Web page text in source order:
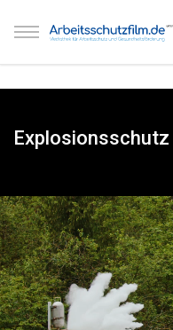
Gefahrstoffverordnung-